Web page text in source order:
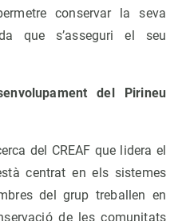
conservar la seva
que s’asseguri el seu
del Pirineu
del CREAF que lidera el
centrat en els sistemes
del grup treballen en
de les comunitats